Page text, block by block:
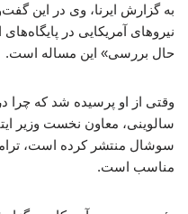
به گزارش ایرنا، وی در این
نیروهای آمریکایی در پایگاه‌های
حال بررسی» این مساله است.
وقتی از او پرسیده شد که چرا
سالوینی، معاون نخست وزیر
سوشال منتشر کرده است،
مناسب است.